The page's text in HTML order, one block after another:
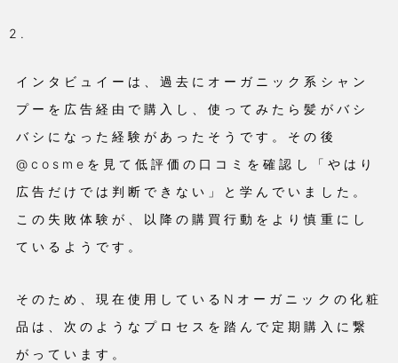
インタビュイーは、過去にオーガニック系シャン
プーを広告経由で購入し、使ってみたら髪がバシ
バシになった経験があったそうです。その後
@cosmeを見て低評価の口コミを確認し「やはり
広告だけでは判断できない」と学んでいました。
この失敗体験が、以降の購買行動をより慎重にし
ているようです。
そのため、現在使用しているNオーガニックの化粧
品は、次のようなプロセスを踏んで定期購入に繋
がっています。